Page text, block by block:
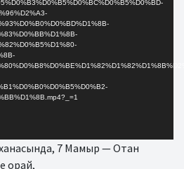
7 Мамыр — Отан
орай,